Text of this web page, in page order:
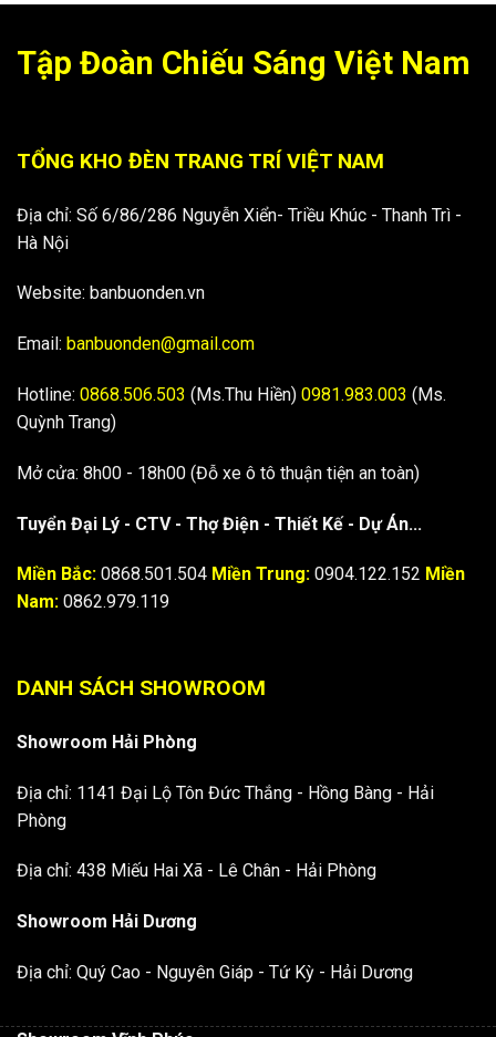
Tập Đoàn Chiếu Sáng Việt Nam
TỔNG KHO ĐÈN TRANG TRÍ VIỆT NAM
Địa chỉ: Số 6/86/286 Nguyễn Xiển- Triều Khúc - Thanh Trì -
Hà Nội
Website: banbuonden.vn
Email: banbuonden@gmail.com
Hotline: 0868.506.503 (Ms.Thu Hiền) 0981.983.003 (Ms.
Quỳnh Trang)
Mở cửa: 8h00 - 18h00 (Đỗ xe ô tô thuận tiện an toàn)
Tuyển Đại Lý - CTV - Thợ Điện - Thiết Kế - Dự Án...
Miền Bắc: 0868.501.504 Miền Trung: 0904.122.152 Miền
Nam: 0862.979.119
DANH SÁCH SHOWROOM
Showroom Hải Phòng
Địa chỉ: 1141 Đại Lộ Tôn Đức Thắng - Hồng Bàng - Hải
Phòng
Địa chỉ: 438 Miếu Hai Xã - Lê Chân - Hải Phòng
Showroom Hải Dương
Địa chỉ: Quý Cao - Nguyên Giáp - Tứ Kỳ - Hải Dương